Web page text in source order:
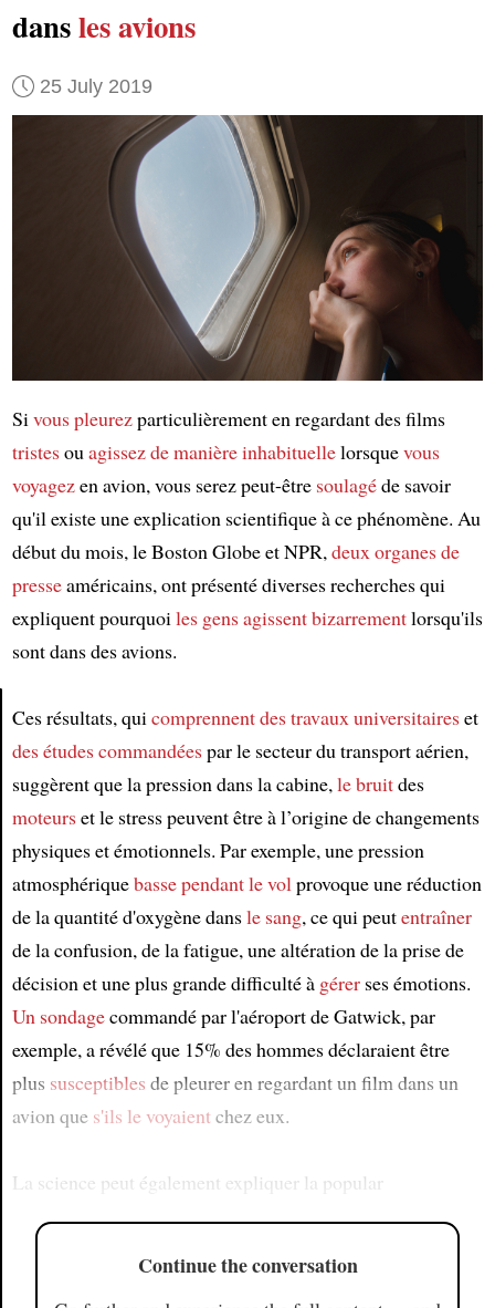
Article
dansles avions
25 July 2019
Si vous pleurezparticulièrement en regardant des films
tristesou agissez de manière inhabituellelorsquevous
voyagezen avion, vous serez peut-être soulagéde savoir
qu'il existe une explication scientifique à ce phénomène. Au
début du mois, le Boston Globe et NPR, deux organes de
presseaméricains, ont présenté diverses recherches qui
expliquent pourquoi les gensagissent bizarrementlorsqu'ils
sont dans des avions.
Ces résultats, qui comprennentdes travaux universitaireset
des étudescommandéespar le secteur du transport aérien,
suggèrent que la pression dans la cabine, le bruitdes
moteurset le stress peuvent être à l’origine de changements
physiques et émotionnels. Par exemple, une pression
atmosphériquebassependant le vol provoque une réduction
de la quantité d'oxygène dansle sang, ce qui peutentraîner
de la confusion, de la fatigue, une altération de la prise de
décision et une plus grande difficulté à gérerses émotions.
Un sondagecommandé par l'aéroport de Gatwick, par
exemple, a révélé que 15% des hommes déclaraient être
plus susceptibles de pleurer en regardant un film dans un
avion que s'ils le voyaientchez eux.
La science peut également expliquer la popular
Continue the conversation